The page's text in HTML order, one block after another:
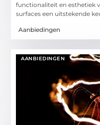
functionaliteit en esthetiek
surfaces een uitstekende
Aanbiedingen
AANBIEDINGEN